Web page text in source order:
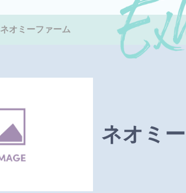
ネオミーファーム
ネオミ